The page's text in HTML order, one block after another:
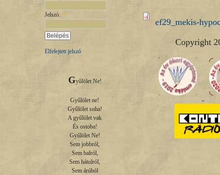
Jelszó: *
Elfelejtett jelszó
Gyűlölet Ne!
Gyűlölet ne!
Gyűlölet soha!
A gyűlölet vak
És ostoba!
Gyűlölet Ne!
Sem jobbról,
Sem balról,
Sem hátulról,
Sem árúból
ef29_mekis-
Copyright